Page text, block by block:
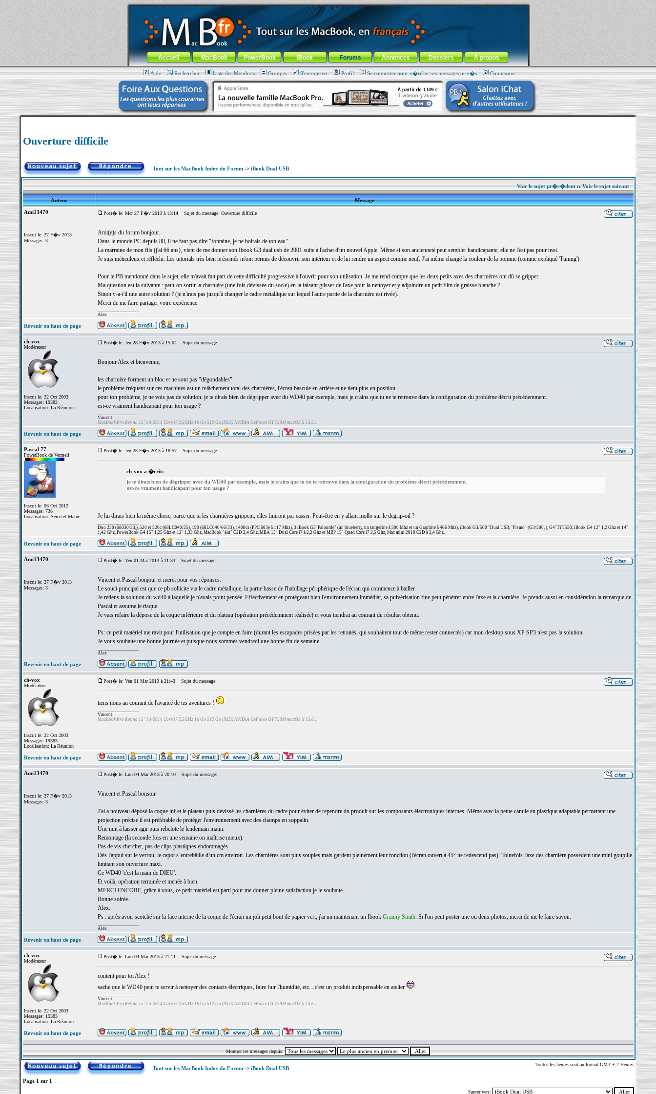
MacBook-fr.com : 100% Apple... 100% nomade !
Aller au contenu-Aller au menu général-Aller au menu de la rubrique
Menu général
Accueil MacBook PowerBook iBook Forums Annonces Dossiers À propos
Aide Rechercher Liste des Membres Groupes S'enregistrer Profil Se connecter pour v�rifier ses messages priv�s Connexion
Ouverture difficile
Tout sur les MacBook Index du Forum-> iBook Dual USB
Voir le sujet pr�c�dent::Voir le sujet suivant
Auteur
Message
Ami13470
Inscrit le: 27 F�v 2013
Messages: 3
Post� le: Mer 27 F�v 2013 à 13:14 Sujet du message: Ouverture difficile
Ami(e)s du forum bonjour.
Dans le monde PC depuis 88, il ne faut pas dire "fontaine, je ne boirais de ton eau".
La marraine de mon fils (j'ai 66 ans), vient de me donner son Ibook G3 dual usb de 2001 suite à l'achat d'un nouvel Apple. Même si son ancienneté peut sembler handicapante, elle ne l'est pas pour moi.
Je suis méticuleux et réfléchi. Les tutorials très bien présentés m'ont permis de découvrir son intérieur et de lui rendre un aspect comme neuf. J'ai même changé la couleur de la pomme (comme expliqué 'Tuning').
Pour le PB mentionné dans le sujet, elle m'avait fait part de cette difficulté progressive à l'ouvrir pour son utilisation. Je me rend compte que les deux petits axes des charnières ont dû se gripper.
Ma question est la suivante : peut-on sortir la charnière (une fois dévissée du socle) en la faisant glisser de l'axe pour la nettoyer et y adjoindre un petit film de graisse blanche ?.
Sinon y-a-t'il une autre solution ? (je n'irais pas jusqu'à changer le cadre métallique sur lequel l'autre partie de la charnière est rivée).
Merci de me faire partager votre expérience.
Alex
Revenir en haut de page
ch-vox
Modérateur
Inscrit le: 22 Oct 2003
Messages: 19383
Localisation: La Réunion
Post� le: Jeu 28 F�v 2013 à 15:04 Sujet du message:
Bonjour Alex et bienvenue,
les charnière forment un bloc et ne sont pas "dégondables".
le problème fréquent sur ces machines est un relâchement total des charnières, l'écran bascule en arrière et ne tient plus en position.
pour ton problème, je ne vois pas de solution. je te dirais bien de dégripper avec du WD40 par exemple, mais je crains que tu ne te retrouve dans la configuration du problème décrit précédemment.
est-ce vraiment handicapant pour ton usage ?
Vincent
MacBook Pro Retina 15" mi-2014 Core i7 2,5GHz 16 Go 512 Go (SSD) NVIDIA GeForce GT 750M macOS X 15.6.1
Revenir en haut de page
Pascal 77
PowerBook de Vermeil
Inscrit le: 06 Oct 2012
Messages: 736
Localisation: Seine et Marne
Post� le: Jeu 28 F�v 2013 à 18:57 Sujet du message:
ch-vox a �crit:
je te dirais bien de dégripper avec du WD40 par exemple, mais je crains que tu ne te retrouve dans la configuration du problème décrit précédemment.
est-ce vraiment handicapant pour ton usage ?
Je lui dirais bien la même chose, parce que si les charnières grippent, elles finiront par casser. Peut-être en y allant mollo sur le degrip-oil ?
Duo 230 (68030/33,), 520 et 520c (68LC040/25), 190 (68LC040/66/33), 1400cs (PPC 603e à 117 Mhz), 3 iBook G3"Palourde" (un blueberry, un tangerine à 300 Mhz et un Graphite à 466 Mhz), iBook G3/500 "Dual USB, "Pismo" (G3/500, ), G4"Ti"/550, iBook G4 12" 1,2 Ghz et 14"
1,42 Ghz, PowerBook G4 15" 1,25 Ghz et 12" 1,33 Ghz, MacBook "alu" C2D 2,4 Ghz, MBA 13" Dual Core i7 à 2,2 Ghz et MBP 15" Quad Core i7 2,5 Ghz, Mac mini 2010 C2D à 2,4 Ghz.
Revenir en haut de page
Ami13470
Inscrit le: 27 F�v 2013
Messages: 3
Post� le: Ven 01 Mar 2013 à 11:33 Sujet du message:
Vincent et Pascal bonjour et merci pour vos réponses.
Le souci principal est que ce pb sollicite via le cadre métallique, la partie basse de l'habillage périphérique de l'écran qui commence à bailler.
Je retiens la solution du wd40 à laquelle je n'avais point pensée. Effectivement en protégeant bien l'environnement immédiat, sa pulvérisation fine peut pénétrer entre l'axe et la charnière. Je prends aussi en considération la remarque de
Pascal et assume le risque.
Je vais refaire la dépose de la coque inférieure et du plateau (opération précédemment réalisée) et vous tiendrai au courant du résultat obtenu.
Ps: ce petit matériel me ravit pour l'utilisation que je compte en faire (durant les escapades prisées par les retraités, qui souhaitent tout de même rester connectés) car mon desktop sous XP SP3 n'est pas la solution.
Je vous souhaite une bonne journée et puisque nous sommes vendredi une bonne fin de semaine.
Alex
Revenir en haut de page
ch-vox
Modérateur
Inscrit le: 22 Oct 2003
Messages: 19383
Localisation: La Réunion
Post� le: Ven 01 Mar 2013 à 21:43 Sujet du message:
tiens nous au courant de l'avancé de tes aventures !
Vincent
MacBook Pro Retina 15" mi-2014 Core i7 2,5GHz 16 Go 512 Go (SSD) NVIDIA GeForce GT 750M macOS X 15.6.1
Revenir en haut de page
Ami13470
Inscrit le: 27 F�v 2013
Messages: 3
Post� le: Lun 04 Mar 2013 à 20:10 Sujet du message:
Vincent et Pascal bonsoir.
J'ai a nouveau déposé la coque inf et le plateau puis dévissé les charnières du cadre pour éviter de rependre du produit sur les composants électroniques internes. Même avec la petite canule en plastique adaptable permettant une
projection précise il est préférable de protéger l'environnement avec des champs en soppalin.
Une nuit à laisser agir puis rebelote le lendemain matin.
Remontage (la seconde fois en une semaine on maîtrise mieux).
Pas de vis chercher, pas de clips plastiques endommagés
Dès l'appui sur le verrou, le capot s’entrebâille d'un cm environ. Les charnières sont plus souples mais gardent pleinement leur fonction (l'écran ouvert à 45° ne redescend pas). Toutefois l'axe des charnière possèdent une mini goupille
limitant son ouverture maxi.
Ce WD40 'c'est la main de DIEU'.
Et voilà, opération terminée et menée à bien.
MERCI ENCORE, grâce à vous, ce petit matériel est parti pour me donner pleine satisfaction je le souhaite.
Bonne soirée.
Alex.
Ps : après avoir scotché sur la face interne de la coque de l'écran un joli petit bout de papier vert, j'ai un maintenant un Ibook Granny Smith. Si l'on peut poster une ou deux photos, merci de me le faire savoir.
Alex
Revenir en haut de page
ch-vox
Modérateur
Inscrit le: 22 Oct 2003
Messages: 19383
Localisation: La Réunion
Post� le: Lun 04 Mar 2013 à 21:11 Sujet du message:
content pour toi Alex !
sache que le WD40 peut te servir à nettoyer des contacts électriques, faire fuir l'humidité, etc... c'est un produit indispensable en atelier
Vincent
MacBook Pro Retina 15" mi-2014 Core i7 2,5GHz 16 Go 512 Go (SSD) NVIDIA GeForce GT 750M macOS X 15.6.1
Revenir en haut de page
Montrer les messages depuis:
Tout sur les MacBook Index du Forum-> iBook Dual USB
Toutes les heures sont au format GMT + 2 Heures
Page 1 sur 1
Sauter vers: